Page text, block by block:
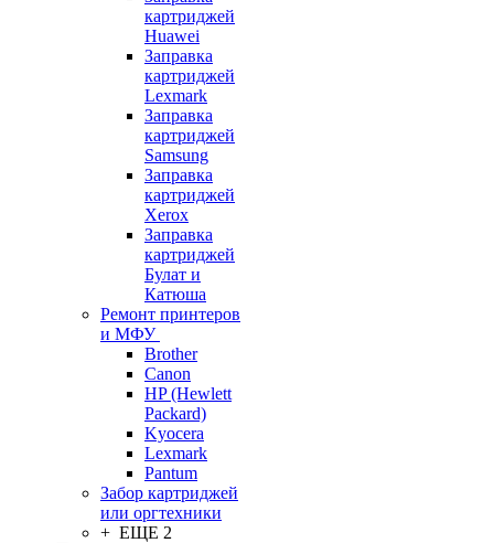
картриджей
Huawei
Заправка
картриджей
Lexmark
Заправка
картриджей
Samsung
Заправка
картриджей
Xerox
Заправка
картриджей
Булат и
Катюша
Ремонт принтеров
и МФУ
Brother
Canon
HP (Hewlett
Packard)
Kyocera
Lexmark
Pantum
Забор картриджей
или оргтехники
+ ЕЩЕ 2